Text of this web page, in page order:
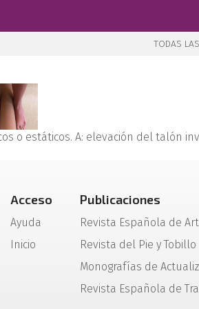
TODAS
o estáticos. A: elevación del talón
Acceso
Ayuda
Inicio
Publicaciones
Revista Española de
Revista del Pie y Tobillo
Monografías de
Revista Española de